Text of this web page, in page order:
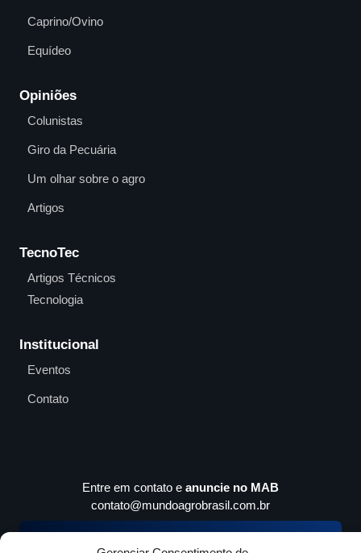
Caprino/Ovino
Equídeo
Opiniões
Colunistas
Giro da Pecuária
Um olhar sobre o agro
Artigos
TecnoTec
Artigos Técnicos
Tecnologia
Institucional
Eventos
Contato
Entre em contato e anuncie no MAB
contato@mundoagrobrasil.com.br